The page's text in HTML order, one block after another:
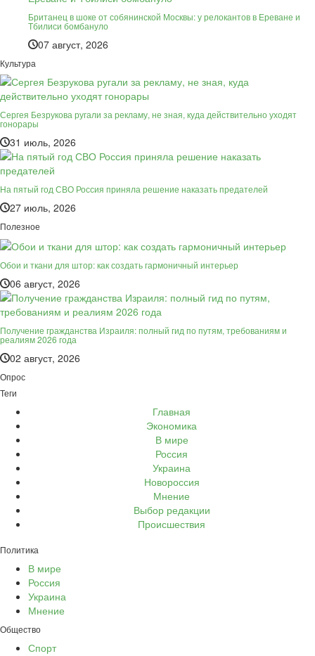
Британец в шоке от собянинской Москвы: у релокантов в Ереване и
Тбилиси бомбануло
07 август, 2026
Культура
Сергея Безрукова ругали за рекламу, не зная, куда действительно уходят
гонорары
31 июль, 2026
На пятый год СВО Россия приняла решение наказать предателей
27 июль, 2026
Полезное
Обои и ткани для штор: как создать гармоничный интерьер
06 август, 2026
Получение гражданства Израиля: полный гид по путям, требованиям и
реалиям 2026 года
02 август, 2026
Опрос
Теги
Главная
Экономика
В мире
Россия
Украина
Новороссия
Мнение
Выбор редакции
Происшествия
Политика
В мире
Россия
Украина
Мнение
Общество
Спорт